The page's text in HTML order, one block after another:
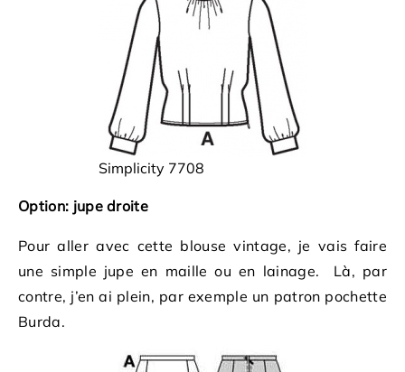
Simplicity 7708
Option: jupe droite
Pour aller avec cette blouse vintage, je vais faire
une simple jupe en maille ou en lainage. Là, par
contre, j’en ai plein, par exemple un patron pochette
Burda.